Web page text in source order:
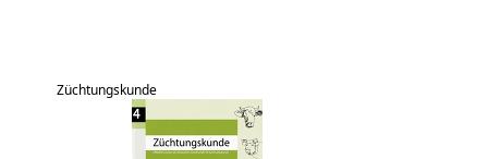
Züchtungskunde